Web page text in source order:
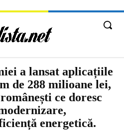
a lansat aplicațiile
de 288 milioane lei,
ce doresc
energetică.